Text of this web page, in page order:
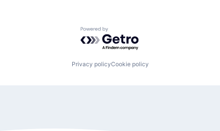
Powered by Getro.com
Privacy policyCookie policy